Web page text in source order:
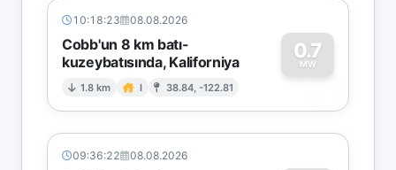
10:18:23 08.08.2026
Cobb'un 8 km batı-
kuzeybatısında, Kaliforniya
1.8 km I 38.84, -122.81
0.7
MW
0
09:36:22 08.08.2026